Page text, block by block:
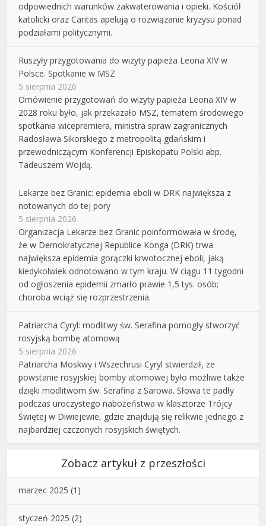
odpowiednich warunków zakwaterowania i opieki. Kościół
katolicki oraz Caritas apelują o rozwiązanie kryzysu ponad
podziałami politycznymi.
Ruszyły przygotowania do wizyty papieża Leona XIV w
Polsce. Spotkanie w MSZ
5 sierpnia 2026
Omówienie przygotowań do wizyty papieża Leona XIV w
2028 roku było, jak przekazało MSZ, tematem środowego
spotkania wicepremiera, ministra spraw zagranicznych
Radosława Sikorskiego z metropolitą gdańskim i
przewodniczącym Konferencji Episkopatu Polski abp.
Tadeuszem Wojdą.
Lekarze bez Granic: epidemia eboli w DRK największa z
notowanych do tej pory
5 sierpnia 2026
Organizacja Lekarze bez Granic poinformowała w środę,
że w Demokratycznej Republice Konga (DRK) trwa
największa epidemia gorączki krwotocznej eboli, jaką
kiedykolwiek odnotowano w tym kraju. W ciągu 11 tygodni
od ogłoszenia epidemii zmarło prawie 1,5 tys. osób;
choroba wciąż się rozprzestrzenia.
Patriarcha Cyryl: modlitwy św. Serafina pomogły stworzyć
rosyjską bombę atomową
5 sierpnia 2026
Patriarcha Moskwy i Wszechrusi Cyryl stwierdził, że
powstanie rosyjskiej bomby atomowej było możliwe także
dzięki modlitwom św. Serafina z Sarowa. Słowa te padły
podczas uroczystego nabożeństwa w klasztorze Trójcy
Świętej w Diwiejewie, gdzie znajdują się relikwie jednego z
najbardziej czczonych rosyjskich świętych.
Zobacz artykuł z przeszłości
marzec 2025 (1)
styczeń 2025 (2)